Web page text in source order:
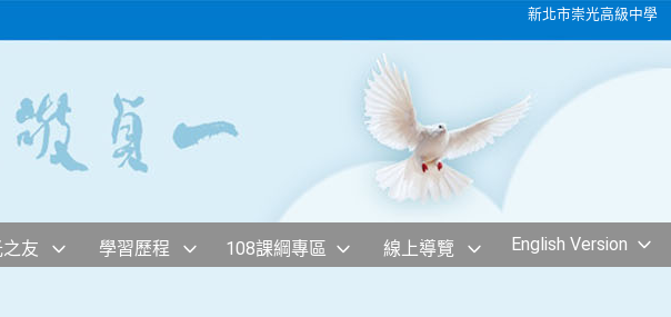
新北市崇光高級中學
友 學習歷程 108課綱專區 線上導覽 English Version